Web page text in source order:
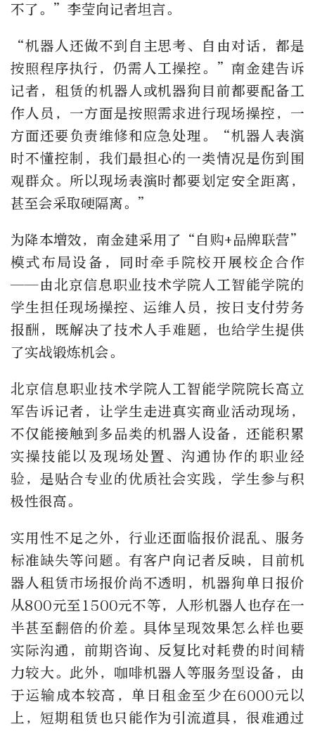
不了。”李莹向记者坦言。
“机器人还做不到自主思考、自由对话，都是
按照程序执行，仍需人工操控。”南金建告诉
记者，租赁的机器人或机器狗目前都要配备工
作人员，一方面是按照需求进行现场操控，一
方面还要负责维修和应急处理。“机器人表演
时不懂控制，我们最担心的一类情况是伤到围
观群众。所以现场表演时都要划定安全距离，
甚至会采取硬隔离。”
为降本增效，南金建采用了“自购+品牌联营”
模式布局设备，同时牵手院校开展校企合作
——由北京信息职业技术学院人工智能学院的
学生担任现场操控、运维人员，按日支付劳务
报酬，既解决了技术人手难题，也给学生提供
了实战锻炼机会。
北京信息职业技术学院人工智能学院院长高立
军告诉记者，让学生走进真实商业活动现场，
不仅能接触到多品类的机器人设备，还能积累
实操技能以及现场处置、沟通协作的职业经
验，是贴合专业的优质社会实践，学生参与积
极性很高。
实用性不足之外，行业还面临报价混乱、服务
标准缺失等问题。有客户向记者反映，目前机
器人租赁市场报价尚不透明，机器狗单日报价
从800元至1500元不等，人形机器人也存在一
半甚至翻倍的价差。具体呈现效果怎么样也要
实际沟通，前期咨询、反复比对耗费的时间精
力较大。此外，咖啡机器人等服务型设备，由
于运输成本较高，单日租金至少在6000元以
上，短期租赁也只能作为引流道具，很难通过